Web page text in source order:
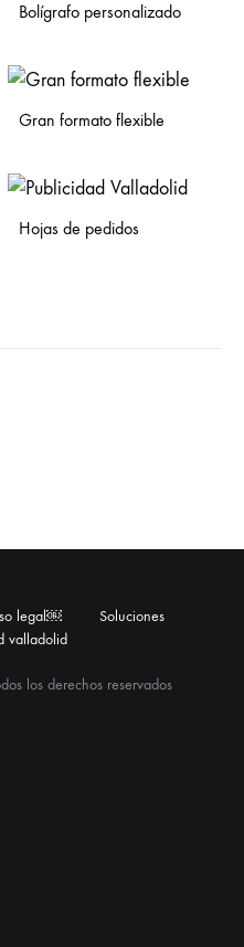
Bolígrafo personalizado
Gran formato flexible
Hojas de pedidos
los derechos reservados
legal￼
Soluciones
valladolid